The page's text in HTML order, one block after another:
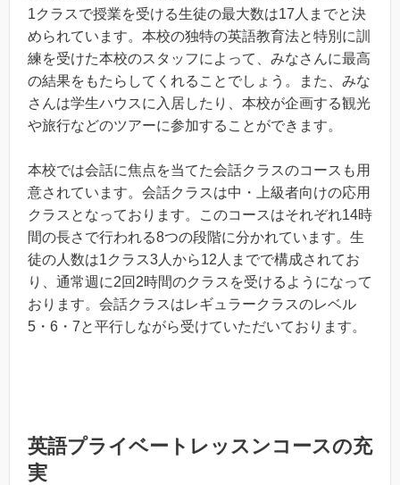
1クラスで授業を受ける生徒の最大数は17人までと決
められています。本校の独特の英語教育法と特別に訓
練を受けた本校のスタッフによって、みなさんに最高
の結果をもたらしてくれることでしょう。また、みな
さんは学生ハウスに入居したり、本校が企画する観光
や旅行などのツアーに参加することができます。
本校では会話に焦点を当てた会話クラスのコースも用
意されています。会話クラスは中・上級者向けの応用
クラスとなっております。このコースはそれぞれ14時
間の長さで行われる8つの段階に分かれています。生
徒の人数は1クラス3人から12人までで構成されてお
り、通常週に2回2時間のクラスを受けるようになって
おります。会話クラスはレギュラークラスのレベル
5・6・7と平行しながら受けていただいております。
英語プライベートレッスンコースの充
実